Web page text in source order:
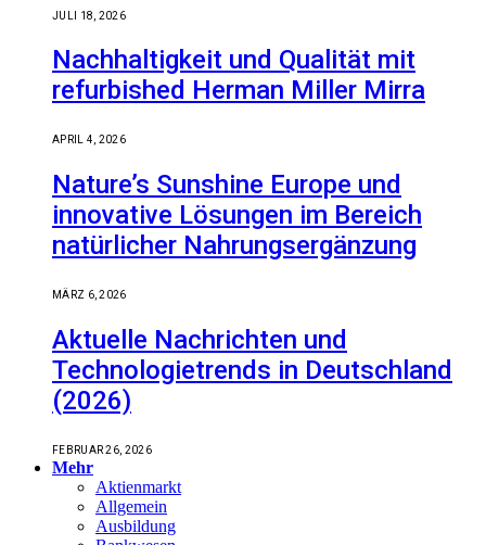
JULI 18, 2026
Nachhaltigkeit und Qualität mit
refurbished Herman Miller Mirra
APRIL 4, 2026
Nature’s Sunshine Europe und
innovative Lösungen im Bereich
natürlicher Nahrungsergänzung
MÄRZ 6, 2026
Aktuelle Nachrichten und
Technologietrends in Deutschland
(2026)
FEBRUAR 26, 2026
Mehr
Aktienmarkt
Allgemein
Ausbildung